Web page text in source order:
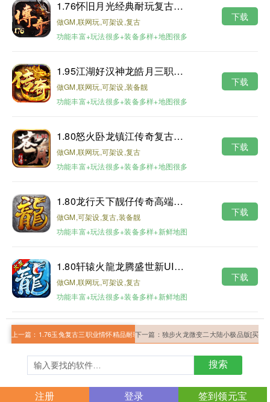
1.76怀旧月光经典耐玩复古金币版
做GM,联网玩,可架设,复古
功能丰富+玩法很多+装备多样+地图很多
下载
1.95江湖好汉神龙皓月三职业版本
做GM,联网玩,可架设,装备靓
功能丰富+玩法很多+装备多样+地图很多
下载
1.80怒火卧龙镇江传奇复古耐玩版
做GM,联网玩,可架设,复古
功能丰富+玩法很多+装备多样+地图很多
下载
1.80龙行天下靓仔传奇高端月卡第二版
做GM,可架设,复古,装备靓
功能丰富+玩法很多+装备多样+新鲜地图
下载
1.80轩辕火龍龙腾盛世新UI修复版
做GM,联网玩,可架设,复古
功能丰富+玩法很多+装备多样+新鲜地图
下载
上一篇： 1.76玉兔复古三职业情怀精品耐玩版下一篇： 独步火龙微变二大陆小极品版[买插
搜索
注册 登录 签到领元宝